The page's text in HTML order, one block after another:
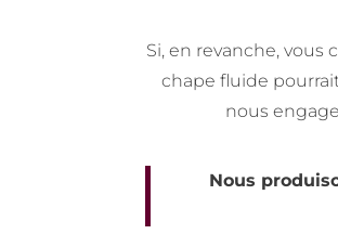
Si, en revanche,
chape fluide
nous
Nous